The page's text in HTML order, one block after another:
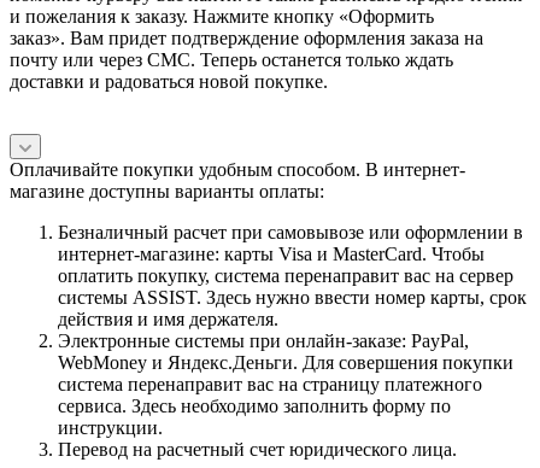
и пожелания к заказу. Нажмите кнопку «Оформить
заказ». Вам придет подтверждение оформления заказа на
почту или через СМС. Теперь останется только ждать
доставки и радоваться новой покупке.
Оплачивайте покупки удобным способом. В интернет-
магазине доступны варианты оплаты:
Безналичный расчет при самовывозе или оформлении в
интернет-магазине: карты Visa и MasterCard. Чтобы
оплатить покупку, система перенаправит вас на сервер
системы ASSIST. Здесь нужно ввести номер карты, срок
действия и имя держателя.
Электронные системы при онлайн-заказе: PayPal,
WebMoney и Яндекс.Деньги. Для совершения покупки
система перенаправит вас на страницу платежного
сервиса. Здесь необходимо заполнить форму по
инструкции.
Перевод на расчетный счет юридического лица.